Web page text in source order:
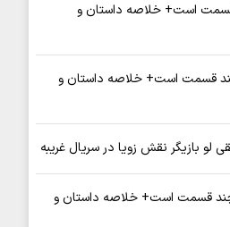
است+ خلاصه داستان و
قسمت است+ خلاصه داستان و
لو بازیگر نقش زویا در سریال غریبه
چند قسمت است+ خلاصه داستان و